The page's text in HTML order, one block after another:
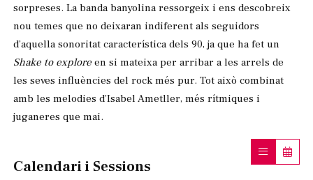
sorpreses. La banda banyolina ressorgeix i ens descobreix
nou temes que no deixaran indiferent als seguidors
d’aquella sonoritat característica dels 90, ja que ha fet un
Shake to explore en si mateixa per arribar a les arrels de
les seves influències del rock més pur. Tot això combinat
amb les melodies d’Isabel Ametller, més rítmiques i
juganeres que mai.
Calendari i Sessions